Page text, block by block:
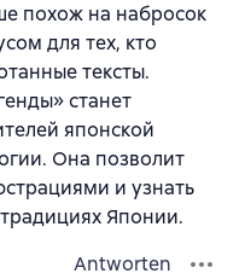
похож на набросок
для тех, кто
тексты.
станет
японской
Она позволит
и узнать
Японии.
Antworten